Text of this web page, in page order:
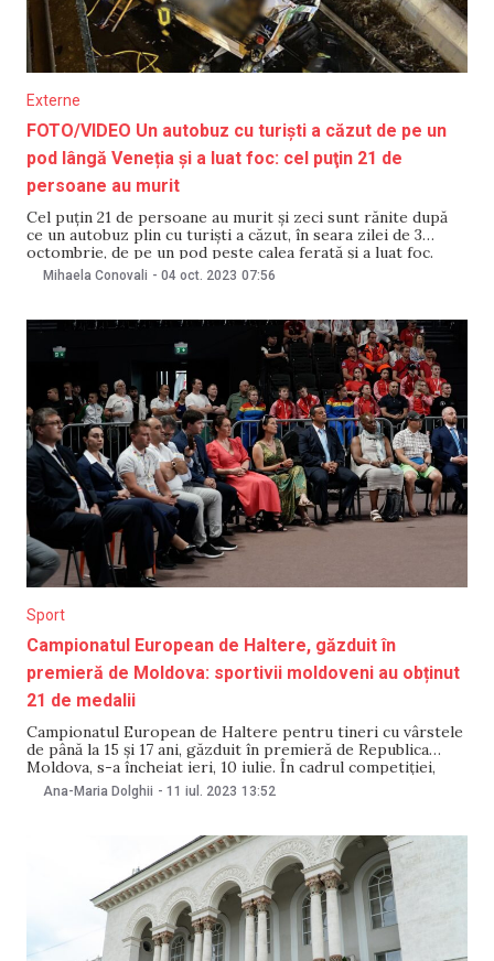
Externe
FOTO/VIDEO Un autobuz cu turiști a căzut de pe un
pod lângă Veneția și a luat foc: cel puţin 21 de
persoane au murit
Cel puţin 21 de persoane au murit și zeci sunt rănite după
ce un autobuz plin cu turiști a căzut, în seara zilei de 3
octombrie, de pe un pod peste calea ferată şi a luat foc.
Cazul a avut loc la Mestre, în apropiere de Veneţia, scrie
Mihaela Conovali - 04 oct. 2023 07:56
Sport
Campionatul European de Haltere, găzduit în
premieră de Moldova: sportivii moldoveni au obținut
21 de medalii
Campionatul European de Haltere pentru tineri cu vârstele
de până la 15 și 17 ani, găzduit în premieră de Republica
Moldova, s-a încheiat ieri, 10 iulie. În cadrul competiției,
sportivii moldoveni au obținut 21 de medalii. Astfel, țara
noastră s-a ales cu o campioană europeană la haltere și
Ana-Maria Dolghii - 11 iul. 2023 13:52